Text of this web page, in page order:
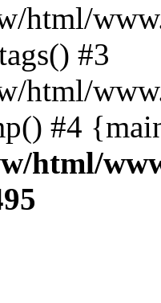
html/
#3
html/
#4
html/